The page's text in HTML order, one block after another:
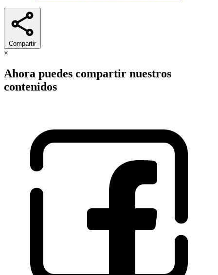
Compartir
×
Ahora puedes compartir nuestros
contenidos